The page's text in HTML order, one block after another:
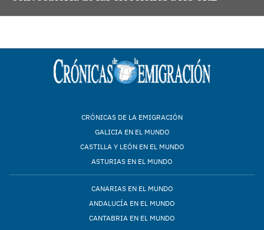
CRÓNICAS DE LA EMIGRACIÓN
GALICIA EN EL MUNDO
CASTILLA Y LEÓN EN EL MUNDO
ASTURIAS EN EL MUNDO
CANARIAS EN EL MUNDO
ANDALUCÍA EN EL MUNDO
CANTABRIA EN EL MUNDO